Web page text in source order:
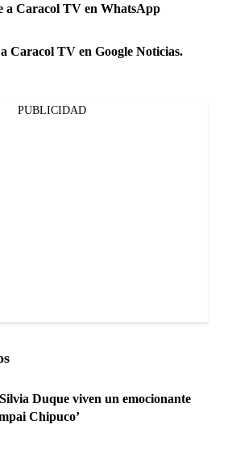
a Caracol TV en WhatsApp
Caracol TV en Google Noticias.
PUBLICIDAD
Duque viven un emocionante
Chipuco’